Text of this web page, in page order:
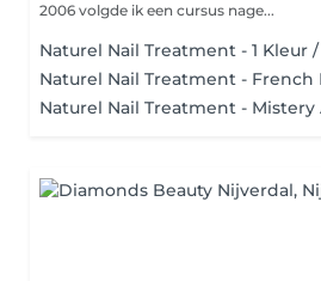
2006 volgde ik een cursus nage...
Naturel Nail Treatment - 1 Kleur
Naturel Nail Treatment - French
Naturel Nail Treatment - Mistery